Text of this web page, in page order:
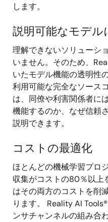
します。
説明可能なモデル
理解できないソリューシ
いません。そのため、
いたモデル機能の透明性
利用可能な完全なソース
は、同僚や利害関係者に
機能するのか、なぜ信頼
説明できます。
コストの最適化
ほとんどの機械学習プロ
収集がコストの80％以上
はその両方のコストを削
ります。 Reality AI
ンサチャンネルの組み合